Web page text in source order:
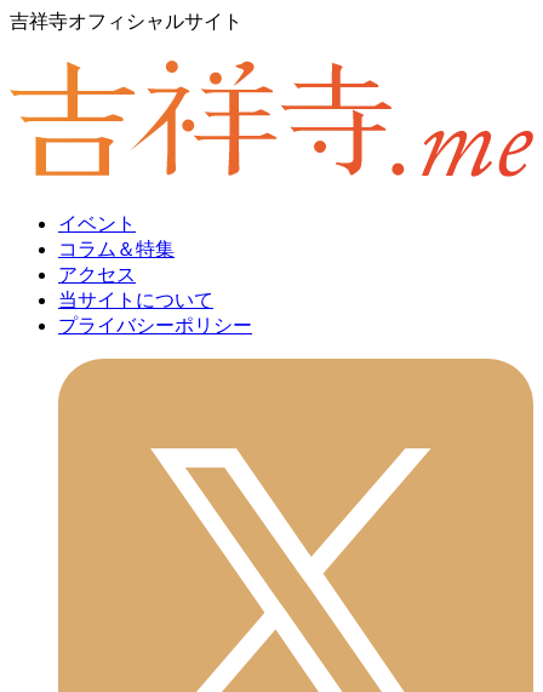
吉祥寺オフィシャルサイト
イベント
コラム＆特集
アクセス
当サイトについて
プライバシーポリシー